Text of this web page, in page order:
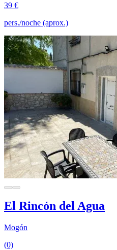
39 €
pers./noche (aprox.)
El Rincón del Agua
Mogón
(0)